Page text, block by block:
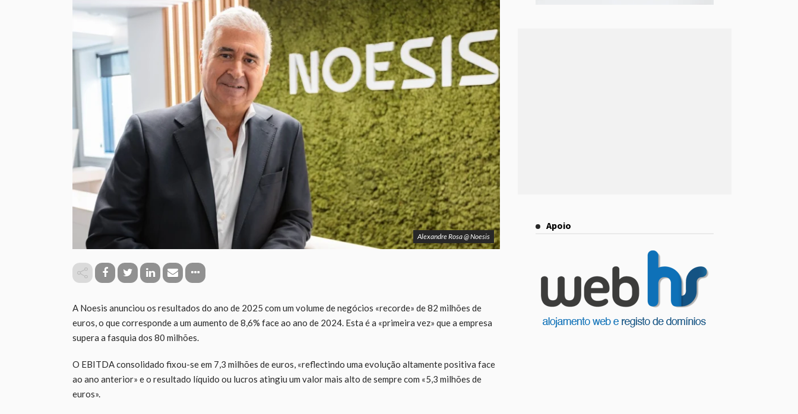
Alexandre Rosa @ Noesis
A Noesis anunciou os resultados do ano de 2025 com um volume de negócios «recorde» de 82 milhões de
euros, o que corresponde a um aumento de 8,6% face ao ano de 2024. Esta é a «primeira vez» que a empresa
supera a fasquia dos 80 milhões.
O EBITDA consolidado fixou-se em 7,3 milhões de euros, «reflectindo uma evolução altamente positiva face
ao ano anterior» e o resultado líquido ou lucros atingiu um valor mais alto de sempre com «5,3 milhões de
euros».
Apoio